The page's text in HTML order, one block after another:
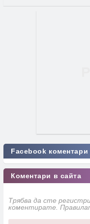
Facebook коментари
Коментари в сайта
Трябва да сте
коментирате.